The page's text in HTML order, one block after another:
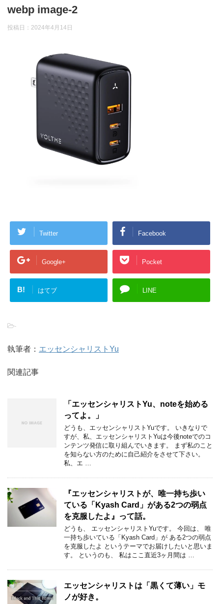
webp image-2
投稿日： 2024年4月14日
Twitter Facebook
Google+ Pocket
B! はてブ LINE
-
執筆者： エッセンシャリストYu
関連記事
「エッセンシャリストYu、noteを始める
ってよ。」
どうも、エッセンシャリストYuです。 いきなりで
すが、私、エッセンシャリストYuは今後noteでのコ
ンテンツ発信に取り組んでいきます。 まず私のこと
を知らない方のために自己紹介をさせて下さい。
私、エ …
『エッセンシャリストが、唯一持ち歩い
ている「Kyash Card」がある2つの弱点
を克服したよ』って話。
どうも、 エッセンシャリストYuです。 今回は、 唯
一持ち歩いている「Kyash Card」が ある2つの弱点
を克服したよ というテーマでお届けしたいと思いま
す。 というのも、 私はここ直近3ヶ月間は …
エッセンシャリストは「黒くて薄い」モ
ノが好き。